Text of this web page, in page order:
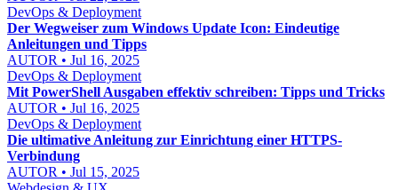
DevOps & Deployment
Der Wegweiser zum Windows Update Icon: Eindeutige
Anleitungen und Tipps
AUTOR • Jul 16, 2025
DevOps & Deployment
Mit PowerShell Ausgaben effektiv schreiben: Tipps und Tricks
AUTOR • Jul 16, 2025
DevOps & Deployment
Die ultimative Anleitung zur Einrichtung einer HTTPS-
Verbindung
AUTOR • Jul 15, 2025